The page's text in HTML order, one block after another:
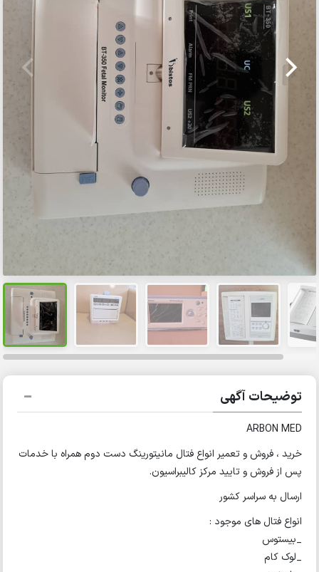
توضیحات آگهی
ARBON MED
خرید ، فروش و تعمیر انواع فتال مانیتورینگ دست دوم همراه با خدمات
پس از فروش و تایید مرکز کالیبراسیون.
ارسال به سراسر کشور
انواع فتال های موجود :
_بیستوس
_لوک کام